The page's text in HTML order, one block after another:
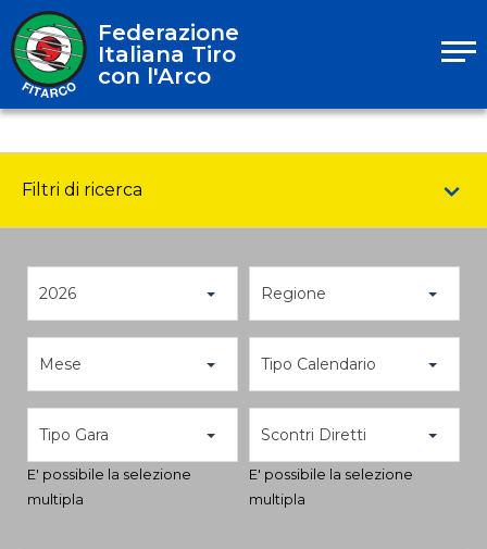
Federazione
Italiana Tiro
con l'Arco
Filtri di ricerca
2026 Regione
Mese Tipo Calendario
Tipo Gara
E' possibile la selezione
multipla
Scontri Diretti
E' possibile la selezione
multipla